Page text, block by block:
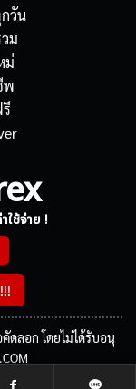
ใช้จ่าย !
ดลอก โดยไม่ได้รับอนุ